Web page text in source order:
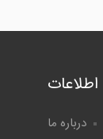
اطلاعات
درباره ما